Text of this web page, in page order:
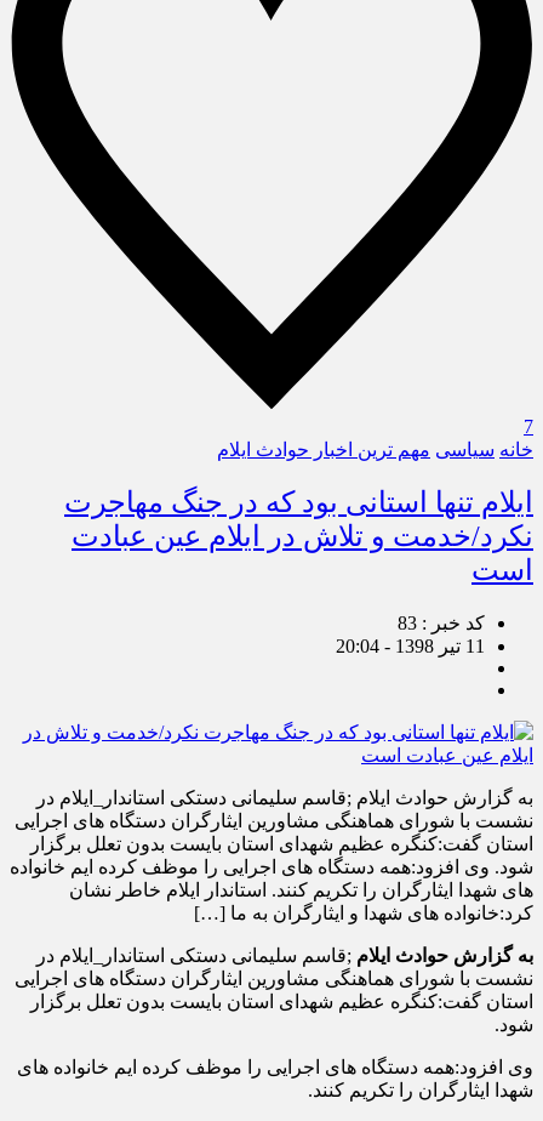
7
خانه سیاسی مهم ترین اخبار حوادث ایلام
ایلام تنها استانی بود که در جنگ مهاجرت
نکرد/خدمت و تلاش در ایلام عین عبادت
است
کد خبر : 83
11 تیر 1398 - 20:04
به گزارش حوادث ایلام ;قاسم سلیمانی دستکی استاندار_ایلام در
نشست با شورای هماهنگی مشاورین ایثارگران دستگاه های اجرایی
استان گفت:کنگره عظیم شهدای استان بایست بدون تعلل برگزار
شود. وی افزود:همه دستگاه های اجرایی را موظف کرده ایم خانواده
های شهدا ایثارگران را تکریم کنند. استاندار ایلام خاطر نشان
کرد:خانواده های شهدا و ایثارگران به ما […]
به گزارش حوادث ایلام ;قاسم سلیمانی دستکی استاندار_ایلام در
نشست با شورای هماهنگی مشاورین ایثارگران دستگاه های اجرایی
استان گفت:کنگره عظیم شهدای استان بایست بدون تعلل برگزار
شود.
وی افزود:همه دستگاه های اجرایی را موظف کرده ایم خانواده های
شهدا ایثارگران را تکریم کنند.